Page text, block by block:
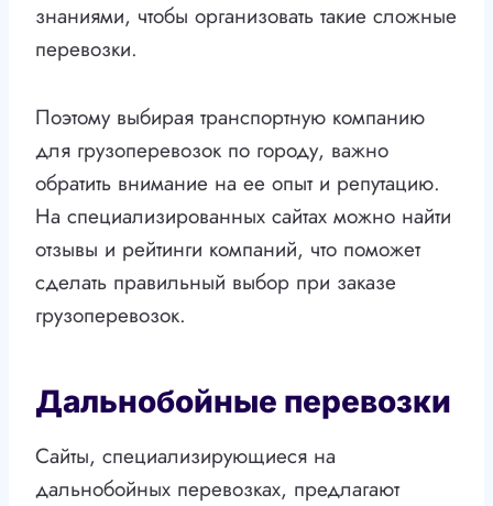
знаниями, чтобы организовать такие сложные
перевозки.
Поэтому выбирая транспортную компанию
для грузоперевозок по городу, важно
обратить внимание на ее опыт и репутацию.
На специализированных сайтах можно найти
отзывы и рейтинги компаний, что поможет
сделать правильный выбор при заказе
грузоперевозок.
Дальнобойные перевозки
Сайты, специализирующиеся на
дальнобойных перевозках, предлагают